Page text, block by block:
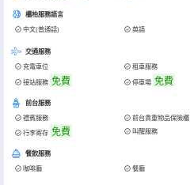
櫃枱服務語言
中文(普通話) 英語
交通服務
充電車位 租車服務
接站服務 免費 停車場 免費
前台服務
禮賓服務 前台貴重物品保險櫃
行李寄存 免費 叫醒服務
餐飲服務
咖啡廳 餐廳